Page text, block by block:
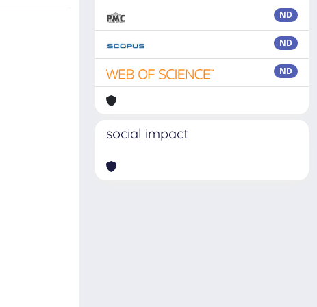
ND
ND
ND
social impact